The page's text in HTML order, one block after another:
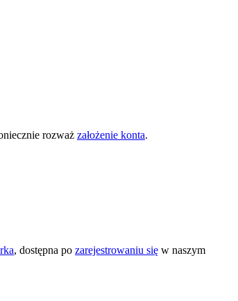
rozważ założenie konta.
, dostępna po zarejestrowaniu się w naszym